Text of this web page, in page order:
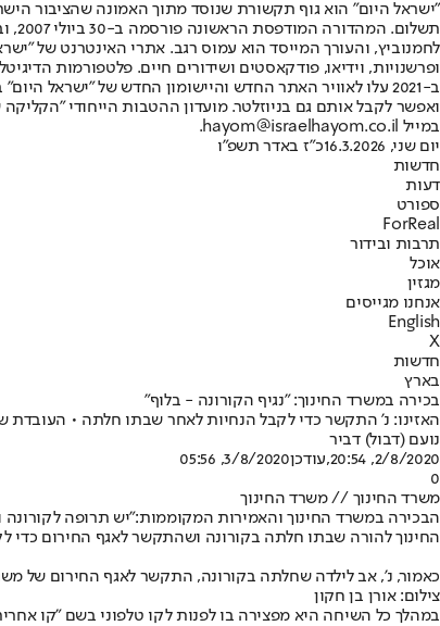
"ישראל היום" הוא גוף תקשורת שנוסד מתוך האמונה שהציבור
ופרשנויות, וידיאו, פודקאסטים ושידורים חיים. פלטפורמות
ב-2021 עלו לאוויר האתר החדש והיישומון החדש של
ואפשר לקבל אותם גם בניוזלטר. מועדון ההטבות הייחודי
במייל hayom@israelhayom.co.il.
יום שני, 16.3.2026
כ"ז באדר תשפ"ו
חדשות
דעות
ספורט
ForReal
תרבות ובידור
אוכל
מגזין
אנחנו מגייסים
English
X
חדשות
בארץ
בכירה במשרד החינוך: "נגיף הקורונה - בלוף"
האזינו: נ' התקשר כדי לקבל הנחיות לאחר שבתו חלתה • העובדת
נועם (דבול) דביר
2/8/2020, 20:54
,עודכן3/8/2020, 05:56
0
משרד החינוך // משרד החינוך
הבכירה במשרד החינוך והאמירות המקוממות:"יש תרופה
החינוך להורה שבתו חלתה בקורונה ושהתקשר לאגף החירום כדי
כאמור, נ', אב לילדה שחלתה בקורונה, התקשר לאגף החירום של
צילום: אורן בן חקון
במהלך כל השיחה היא מפצירה בו לפנות לקו טלפוני בשם "קו